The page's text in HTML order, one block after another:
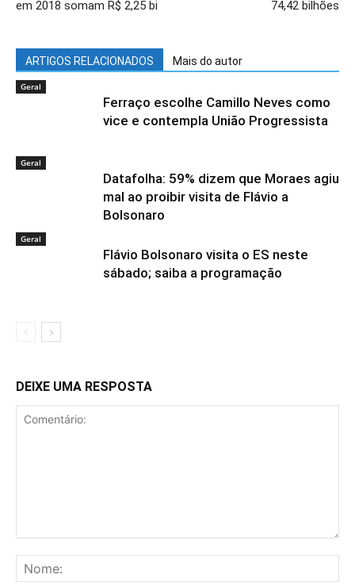
em 2018 somam R$ 2,25 bi 74,42 bilhões
ARTIGOS RELACIONADOS Mais do autor
Geral
Ferraço escolhe Camillo Neves como
vice e contempla União Progressista
Geral
Datafolha: 59% dizem que Moraes agiu
mal ao proibir visita de Flávio a
Bolsonaro
Geral
Flávio Bolsonaro visita o ES neste
sábado; saiba a programação
DEIXE UMA RESPOSTA